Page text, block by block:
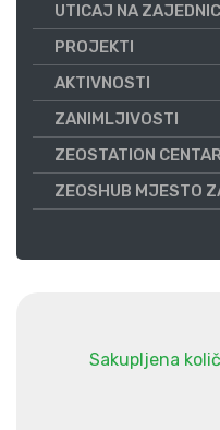
UTICAJ NA
PROJEKTI
AKTIVNOSTI
ZANIMLJIVOSTI
ZEOSTATION
ZEOSHUB MJESTO
Sakupljena